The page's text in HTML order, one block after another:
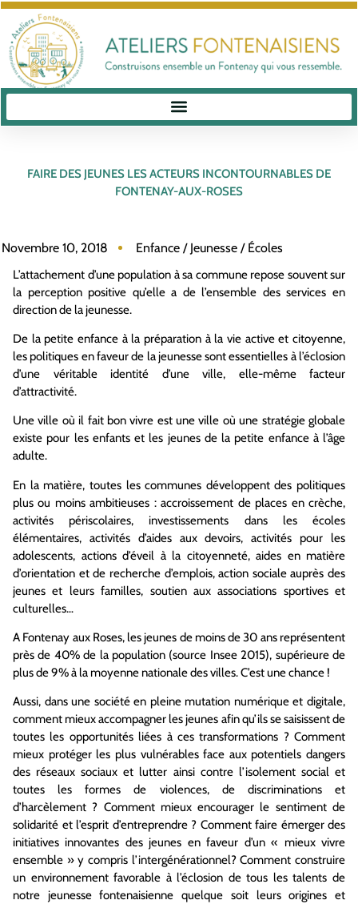
FAIRE DES JEUNES LES ACTEURS INCONTOURNABLES DE
FONTENAY-AUX-ROSES
Novembre 10, 2018 Enfance / Jeunesse / Écoles
L’attachement d’une population à sa commune repose souvent sur
la perception positive qu’elle a de l’ensemble des services en
direction de la jeunesse.
De la petite enfance à la préparation à la vie active et citoyenne,
les politiques en faveur de la jeunesse sont essentielles à l’éclosion
d’une véritable identité d’une ville, elle-même facteur
d’attractivité.
Une ville où il fait bon vivre est une ville où une stratégie globale
existe pour les enfants et les jeunes de la petite enfance à l’âge
adulte.
En la matière, toutes les communes développent des politiques
plus ou moins ambitieuses : accroissement de places en crèche,
activités périscolaires, investissements dans les écoles
élémentaires, activités d’aides aux devoirs, activités pour les
adolescents, actions d’éveil à la citoyenneté, aides en matière
d’orientation et de recherche d’emplois, action sociale auprès des
jeunes et leurs familles, soutien aux associations sportives et
culturelles…
A Fontenay aux Roses, les jeunes de moins de 30 ans représentent
près de 40% de la population (source Insee 2015), supérieure de
plus de 9% à la moyenne nationale des villes. C’est une chance !
Aussi, dans une société en pleine mutation numérique et digitale,
comment mieux accompagner les jeunes afin qu’ils se saisissent de
toutes les opportunités liées à ces transformations ? Comment
mieux protéger les plus vulnérables face aux potentiels dangers
des réseaux sociaux et lutter ainsi contre l’isolement social et
toutes les formes de violences, de discriminations et
d’harcèlement ? Comment mieux encourager le sentiment de
solidarité et l’esprit d’entreprendre ? Comment faire émerger des
initiatives innovantes des jeunes en faveur d’un « mieux vivre
ensemble » y compris l’intergénérationnel? Comment construire
un environnement favorable à l’éclosion de tous les talents de
notre jeunesse fontenaisienne quelque soit leurs origines et